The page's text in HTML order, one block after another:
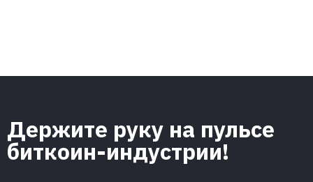
Держите руку на пульсе
биткоин-индустрии!